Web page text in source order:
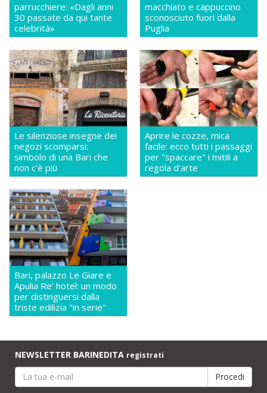
parrucchiere: «Dagli anni
30 passate da qui tante
celebrità»
macchiato e cappuccino
sconosciuto fuori dalla
Puglia
Le silenziose insegne dei
negozi scomparsi:
simbolo di una Bari che
non c'è più
Aprire le cozze, mica
facile: ecco tutti i passaggi
per "spaccare" i mitili a
regola d'arte
Bari, palazzo Le Giare e
Apulia Re' hotel: un modo
per distinguersi dalla
triste edilizia "in serie"
NEWSLETTER BARINEDITA registrati